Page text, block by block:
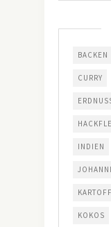
BACKEN
CURRY
INDIEN
KOKOS